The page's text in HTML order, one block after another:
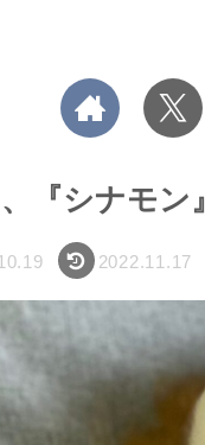
『シナモン』
2022.11.17